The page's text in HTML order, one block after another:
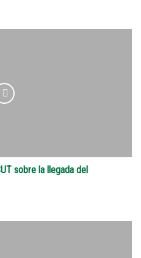
sobre la llegada del